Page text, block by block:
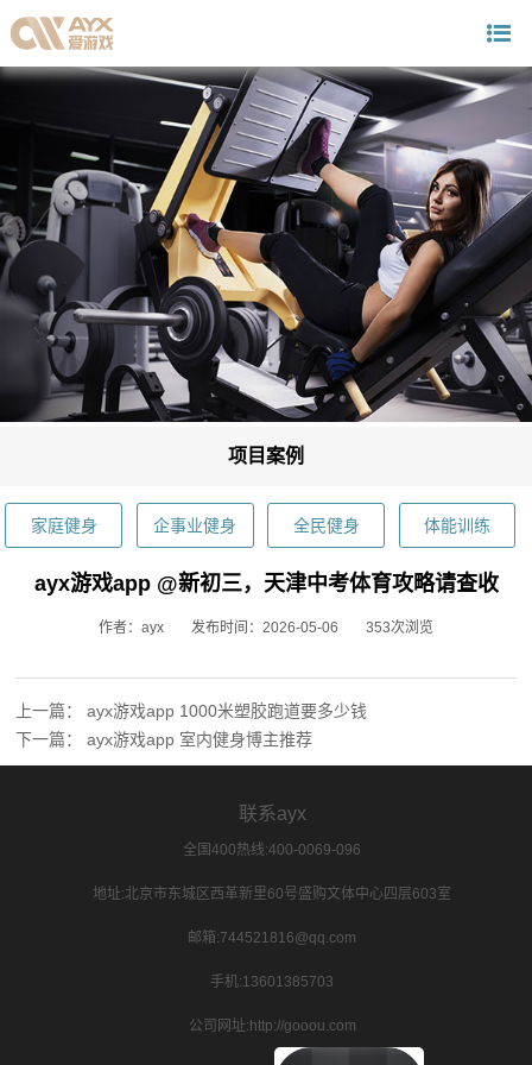
项目案例
家庭健身 企事业健身 全民健身 体能训练
ayx游戏app @新初三，天津中考体育攻略请查收
作者：ayx 发布时间：2026-05-06 353次浏览
上一篇：ayx游戏app 1000米塑胶跑道要多少钱
下一篇：ayx游戏app 室内健身博主推荐
联系ayx
全国400热线:400-0069-096
地址:北京市东城区西革新里60号盛购文体中心四层603室
邮箱:744521816@qq.com
手机:13601385703
公司网址:http://gooou.com